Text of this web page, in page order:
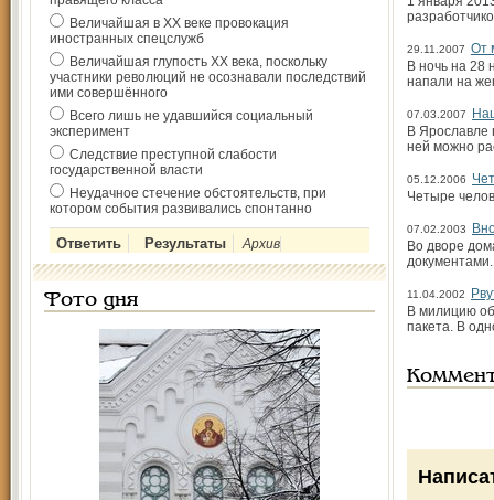
Величайшая в ХХ веке провокация
иностранных спецслужб
Величайшая глупость ХХ века, поскольку
участники революций не осознавали последствий
ими совершённого
Всего лишь не удавшийся социальный
эксперимент
Следствие преступной слабости
государственной власти
Неудачное стечение обстоятельств, при
котором события развивались спонтанно
Архив
Фото дня
29.11.2007 От
В ночь на 28
напали на
07.03.2007
В Ярославле
ней можно
05.12.2006
Четыре
07.02.2003
Во дворе
11.04.2002
В милицию
пакета. В